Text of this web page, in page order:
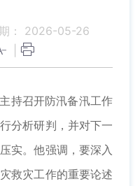
： 2026-05-26
召开防汛备汛工作
分析研判，并对下一
实。他强调，要深入
救灾工作的重要论述